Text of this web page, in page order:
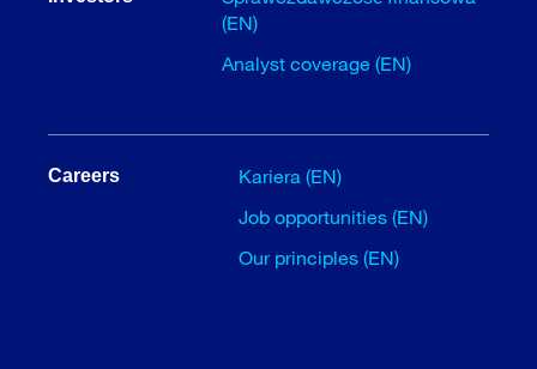
(EN)
Analyst coverage (EN)
Careers
Kariera (EN)
Job opportunities (EN)
Our principles (EN)